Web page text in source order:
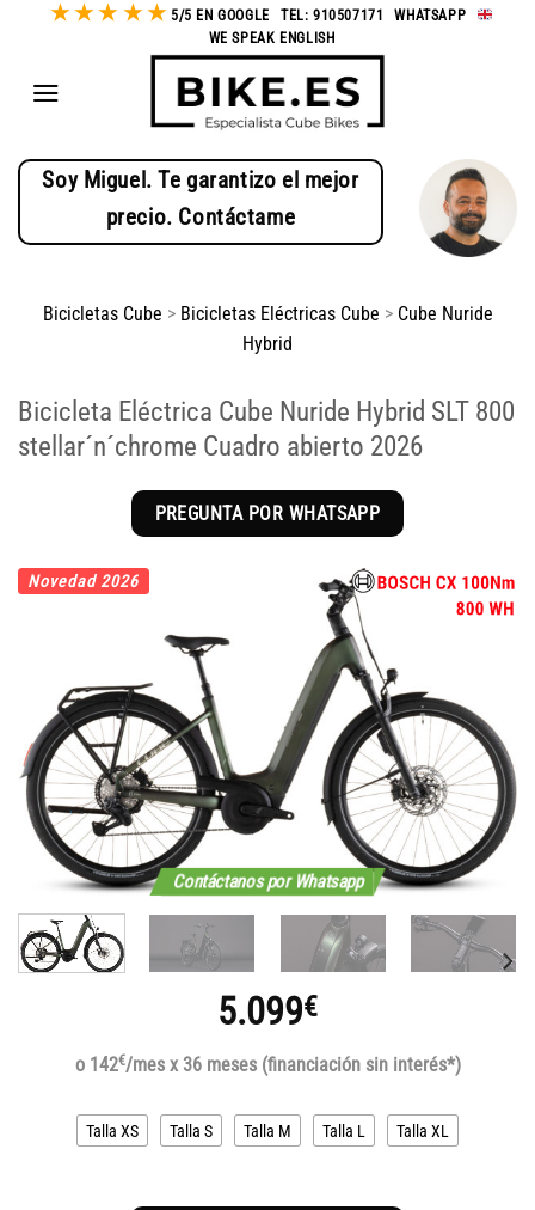
★★ ★ ★★ 5/5 EN GOOGLE TEL: 910507171 -WHATSAPP
WE SPEAK ENGLISH
Soy Miguel. Te garantizo el mejor
precio. Contáctame
Bicicletas Cube > Bicicletas Eléctricas Cube > Cube Nuride
Hybrid
Bicicleta Eléctrica Cube Nuride Hybrid SLT 800
stellar´n´chrome Cuadro abierto 2026
PREGUNTA POR WHATSAPP
Contáctanos por Whatsapp
Novedad 2026
5.099€
o 142€/mes x 36 meses (financiación sin interés*)
Talla XS Talla S Talla M Talla L Talla XL